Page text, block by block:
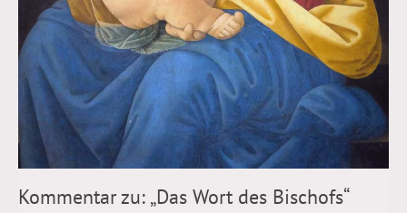
Kommentar zu: „Das Wort des Bischofs“